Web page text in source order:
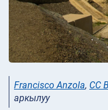
Francisco Anzola, CC
аркылуу